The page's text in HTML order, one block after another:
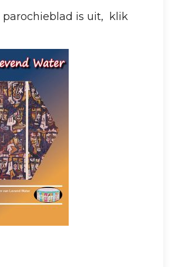
parochieblad is uit, klik